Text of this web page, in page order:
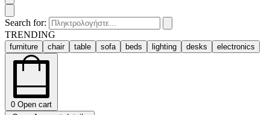
Search for:
TRENDING
furniture chair table sofa beds lighting desks electronics
0 Open cart